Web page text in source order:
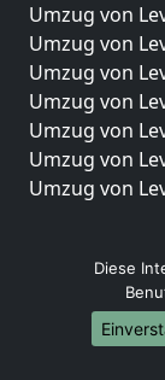
Umzug von
Umzug von
Umzug von
Umzug von
Umzug von
Umzug von
Umzug von
© 2026
Diese